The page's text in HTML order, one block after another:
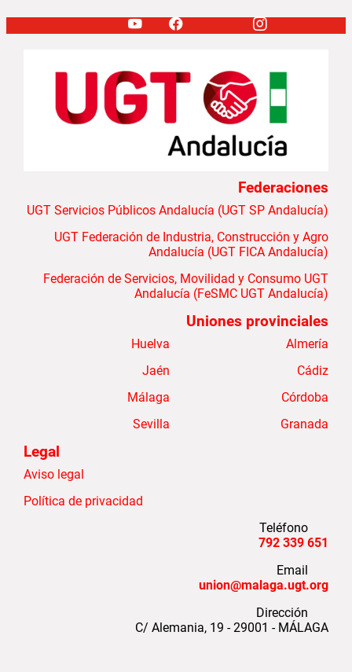
Federaciones
UGT Servicios Públicos Andalucía (UGT SP Andalucía)
UGT Federación de Industria, Construcción y Agro
Andalucía (UGT FICA Andalucía)
Federación de Servicios, Movilidad y Consumo UGT
Andalucía (FeSMC UGT Andalucía)
Uniones provinciales
Almería
Cádiz
Córdoba
Granada
Huelva
Jaén
Málaga
Sevilla
Legal
Aviso legal
Política de privacidad
Teléfono
651 339 792
Email
union@malaga.ugt.org
Dirección
C/ Alemania, 19 - 29001 - MÁLAGA